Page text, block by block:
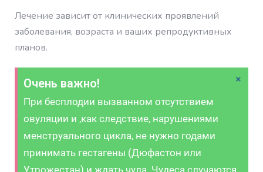
Лечение зависит от клинических проявлений
заболевания, возраста и ваших репродуктивных
планов.
Очень важно!
При бесплодии вызванном отсутствием
овуляции и ,как следствие, нарушениями
менструального цикла, не нужно годами
принимать гестагены (Дюфастон или
Утрожестан) и ждать чуда. Чудеса случаются,
×